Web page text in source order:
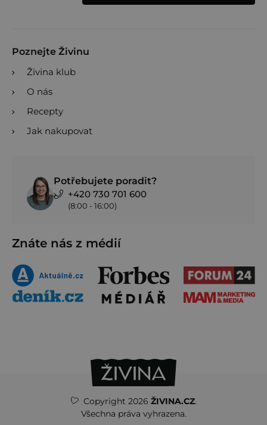
Poznejte Živinu
Živina klub
O nás
Recepty
Jak nakupovat
Potřebujete poradit?
+420 730 701 600
(8:00 - 16:00)
Znáte nás z médií
Copyright 2026 ŽIVINA.CZ.
Všechna práva vyhrazena.